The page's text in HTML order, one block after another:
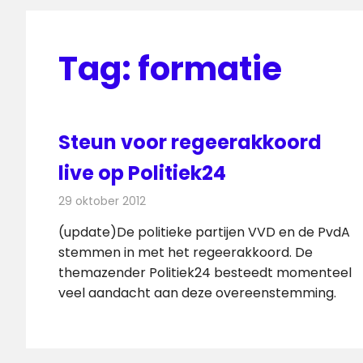
Tag:formatie
Steun voor regeerakkoord
live op Politiek24
29 oktober 2012
(update)De politieke partijen VVD en de PvdA
stemmen in met het regeerakkoord. De
themazender Politiek24 besteedt momenteel
veel aandacht aan deze overeenstemming.